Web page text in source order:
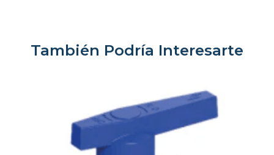
También Podría Interesarte